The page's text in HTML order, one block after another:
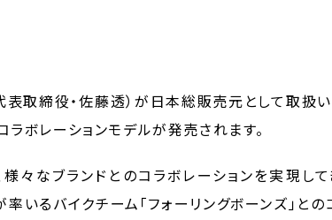
取締役・佐藤透）が日本総販売元として取扱い
ラボレーションモデルが発売されます。
々なブランドとのコラボレーションを実現し
いるバイクチーム「フォーリングボーンズ」と